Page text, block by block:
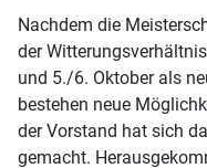
Nachdem die
der
und 5./6. Oktober als
bestehen neue
der Vorstand hat sich
gemacht.